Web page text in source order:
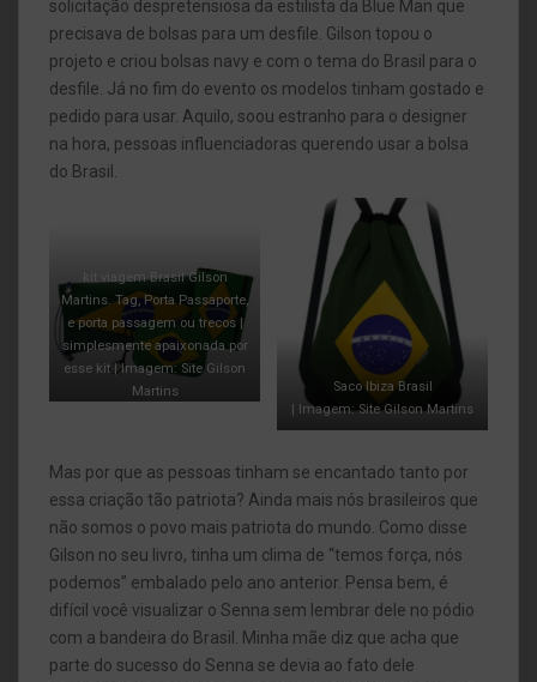
solicitação despretensiosa da estilista da Blue Man que
precisava de bolsas para um desfile. Gilson topou o
projeto e criou bolsas navy e com o tema do Brasil para o
desfile. Já no fim do evento os modelos tinham gostado e
pedido para usar. Aquilo, soou estranho para o designer
na hora, pessoas influenciadoras querendo usar a bolsa
do Brasil.
kit viagem Brasil Gilson
Martins. Tag, Porta Passaporte,
e porta passagem ou trecos |
simplesmente apaixonada por
esse kit | Imagem: Site Gilson
Martins
Saco Ibiza Brasil
| Imagem: Site Gilson Martins
Mas por que as pessoas tinham se encantado tanto por
essa criação tão patriota? Ainda mais nós brasileiros que
não somos o povo mais patriota do mundo. Como disse
Gilson no seu livro, tinha um clima de “temos força, nós
podemos” embalado pelo ano anterior. Pensa bem, é
difícil você visualizar o Senna sem lembrar dele no pódio
com a bandeira do Brasil. Minha mãe diz que acha que
parte do sucesso do Senna se devia ao fato dele